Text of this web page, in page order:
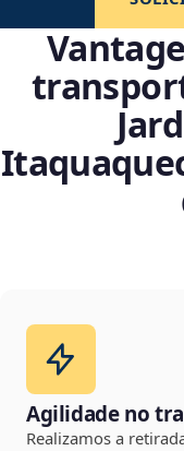
Agilidade no
Realizamos a